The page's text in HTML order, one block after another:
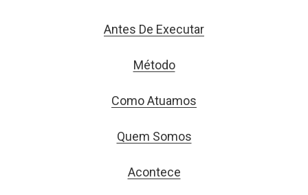
Antes De Executar
Método
Como Atuamos
Quem Somos
Acontece